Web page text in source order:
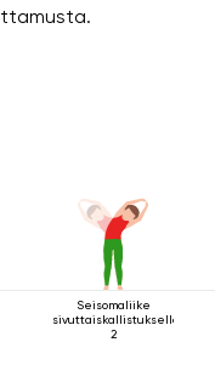
Seisomaliike
sivuttaiskallistuksella
2